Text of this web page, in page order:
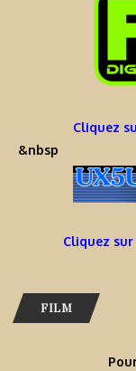
Cliquez
&nbsp
Cliquez
FILM